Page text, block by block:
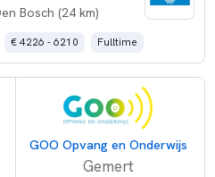
Bosch (24 km)
€ 4226 - 6210 Fulltime
GOO Opvang en Onderwijs
Gemert